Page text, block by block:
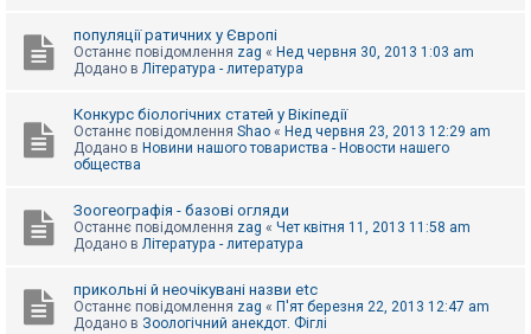
ш
к
м
г
популяції ратичних у Європі
Останнє повідомлення zag « Нед червня 30, 2013 1:03 am
Додано в Література - литература
Конкурс біологічних статей у Вікіпедії
Останнє повідомлення Shao « Нед червня 23, 2013 12:29 am
Додано в Новини нашого товариства - Новости нашего
общества
Зоогеографія - базові огляди
Останнє повідомлення zag « Чет квітня 11, 2013 11:58 am
Додано в Література - литература
прикольні й неочікувані назви etc
Останнє повідомлення zag « П'ят березня 22, 2013 12:47 am
Додано в Зоологічний анекдот. Фіглі